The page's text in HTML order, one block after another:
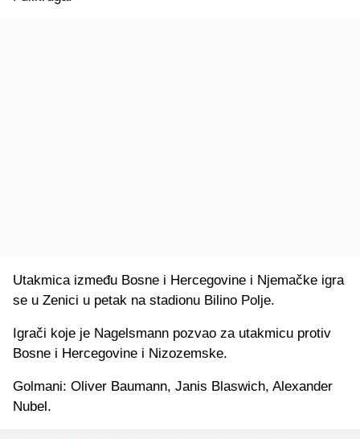
Utakmica između Bosne i Hercegovine i Njemačke igra
se u Zenici u petak na stadionu Bilino Polje.
Igrači koje je Nagelsmann pozvao za utakmicu protiv
Bosne i Hercegovine i Nizozemske.
Golmani: Oliver Baumann, Janis Blaswich, Alexander
Nubel.